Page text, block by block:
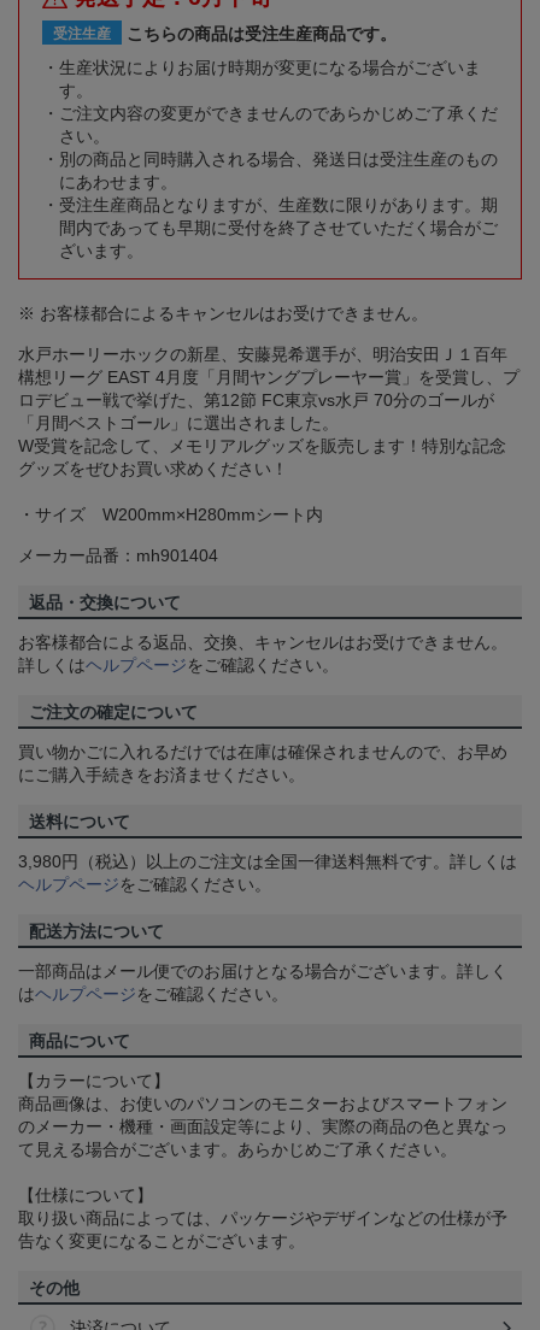
受注生産
こちらの商品は受注生産商品です。
生産状況によりお届け時期が変更になる場合がございま
す。
ご注文内容の変更ができませんのであらかじめご了承くだ
さい。
別の商品と同時購入される場合、発送日は受注生産のもの
にあわせます。
受注生産商品となりますが、生産数に限りがあります。期
間内であっても早期に受付を終了させていただく場合がご
ざいます。
※ お客様都合によるキャンセルはお受けできません。
水戸ホーリーホックの新星、安藤晃希選手が、明治安田Ｊ１百年
構想リーグ EAST 4月度「月間ヤングプレーヤー賞」を受賞し、プ
ロデビュー戦で挙げた、第12節 FC東京vs水戸 70分のゴールが
「月間ベストゴール」に選出されました。
W受賞を記念して、メモリアルグッズを販売します！特別な記念
グッズをぜひお買い求めください！
・サイズ W200mm×H280mmシート内
メーカー品番：mh901404
返品・交換について
お客様都合による返品、交換、キャンセルはお受けできません。
詳しくはヘルプページをご確認ください。
ご注文の確定について
買い物かごに入れるだけでは在庫は確保されませんので、お早め
にご購入手続きをお済ませください。
送料について
3,980円（税込）以上のご注文は全国一律送料無料です。詳しくは
ヘルプページをご確認ください。
配送方法について
一部商品はメール便でのお届けとなる場合がございます。詳しく
はヘルプページをご確認ください。
商品について
【カラーについて】
商品画像は、お使いのパソコンのモニターおよびスマートフォン
のメーカー・機種・画面設定等により、実際の商品の色と異なっ
て見える場合がございます。あらかじめご了承ください。
【仕様について】
取り扱い商品によっては、パッケージやデザインなどの仕様が予
告なく変更になることがございます。
その他